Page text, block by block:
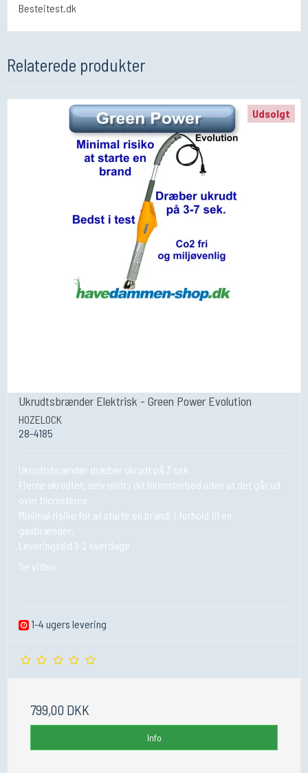
Besteitest.dk
Relaterede produkter
Udsolgt
Ukrudtsbrænder Elektrisk - Green Power Evolution
HOZELOCK
28-4185
Ukrudtsbrænder dræber ukrudt på 3 sek.
Fjerne ukrudtet, selv midt i dit blomsterbed uden at det går ud
over blomsterne.
Minimal risiko for at starte en brand, i forhold til en
gasbrænder,
Leveringstid 1-2 hverdage
Se video
1-4 ugers levering
799,00 DKK
Info